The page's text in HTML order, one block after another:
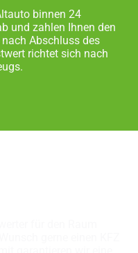
binnen 24
und zahlen Ihnen den
nach Abschluss des
richtet sich nach